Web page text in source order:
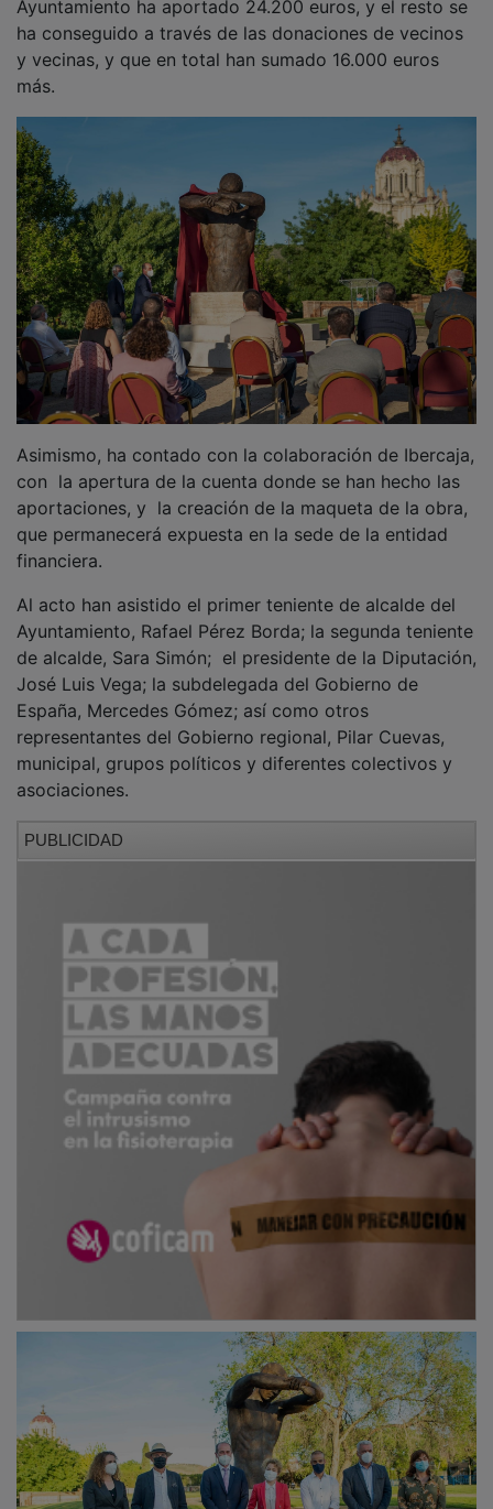
ha conseguido a través de las donaciones de vecinos
y vecinas, y que en total han sumado 16.000 euros
más.
con la apertura de la cuenta donde se han hecho las
aportaciones, y la creación de la maqueta de la obra,
que permanecerá expuesta en la sede de la entidad
financiera.
Ayuntamiento, Rafael Pérez Borda; la segunda teniente
de alcalde, Sara Simón; el presidente de la Diputación,
José Luis Vega; la subdelegada del Gobierno de
España, Mercedes Gómez; así como otros
representantes del Gobierno regional, Pilar Cuevas,
municipal, grupos políticos y diferentes colectivos y
asociaciones.